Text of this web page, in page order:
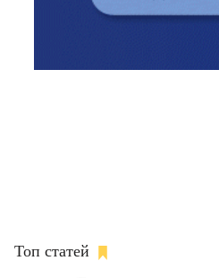
Топ статей